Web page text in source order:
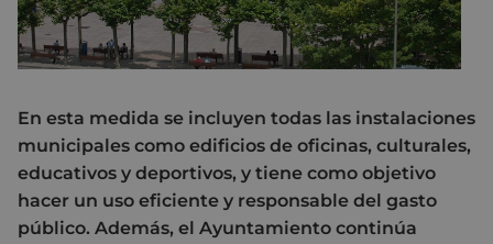
En esta medida se incluyen todas las instalaciones
municipales como edificios de oficinas, culturales,
educativos y deportivos, y tiene como objetivo
hacer un uso eficiente y responsable del gasto
público. Además, el Ayuntamiento continúa